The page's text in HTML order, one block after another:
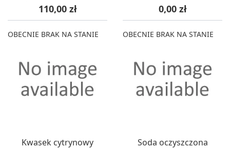
Cena
110,00 zł
Cena
0,00 zł
Kwasek cytrynowy
OBECNIE BRAK NA STANIE
Soda oczyszczona
OBECNIE BRAK NA STANIE